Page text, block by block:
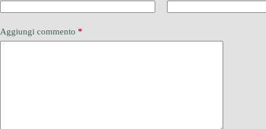
Aggiungi commento *